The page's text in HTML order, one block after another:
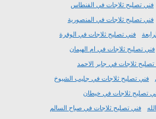
فني تصليح ثلاجات في الفنطاس
فني تصليح ثلاجات في المنصورية
فني تصليح ثلاجات في الوفرة
فني تصليح ثلاجات في ام الهيمان
ثلاجات في جابر الاحمد
فني تصليح ثلاجات في جليب الشيوخ
تصليح ثلاجات في خيطان
فني تصليح ثلاجات في صباح السالم